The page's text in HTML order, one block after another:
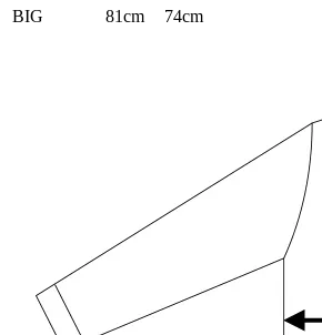
BIG
81cm 74cm